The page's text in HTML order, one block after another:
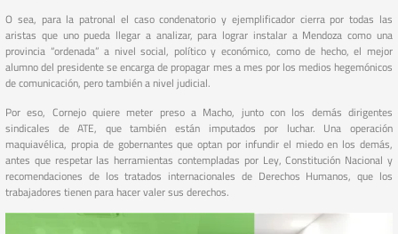
O sea, para la patronal el caso condenatorio y ejemplificador cierra por todas las
aristas que uno pueda llegar a analizar, para lograr instalar a Mendoza como una
provincia “ordenada” a nivel social, político y económico, como de hecho, el mejor
alumno del presidente se encarga de propagar mes a mes por los medios hegemónicos
de comunicación, pero también a nivel judicial.
Por eso, Cornejo quiere meter preso a Macho, junto con los demás dirigentes
sindicales de ATE, que también están imputados por luchar. Una operación
maquiavélica, propia de gobernantes que optan por infundir el miedo en los demás,
antes que respetar las herramientas contempladas por Ley, Constitución Nacional y
recomendaciones de los tratados internacionales de Derechos Humanos, que los
trabajadores tienen para hacer valer sus derechos.